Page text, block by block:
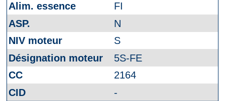
FI
N
S
5S-FE
2164
-